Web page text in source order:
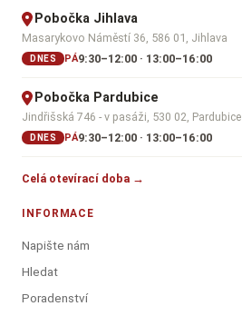
Pobočka Jihlava
Masarykovo Náměstí 36, 586 01, Jihlava
DNES PÁ9:30–12:00 · 13:00–16:00
Pobočka Pardubice
Jindřišská 746 - v pasáži, 530 02, Pardubice
DNES PÁ9:30–12:00 · 13:00–16:00
Celá otevírací doba →
INFORMACE
Napište nám
Hledat
Poradenství